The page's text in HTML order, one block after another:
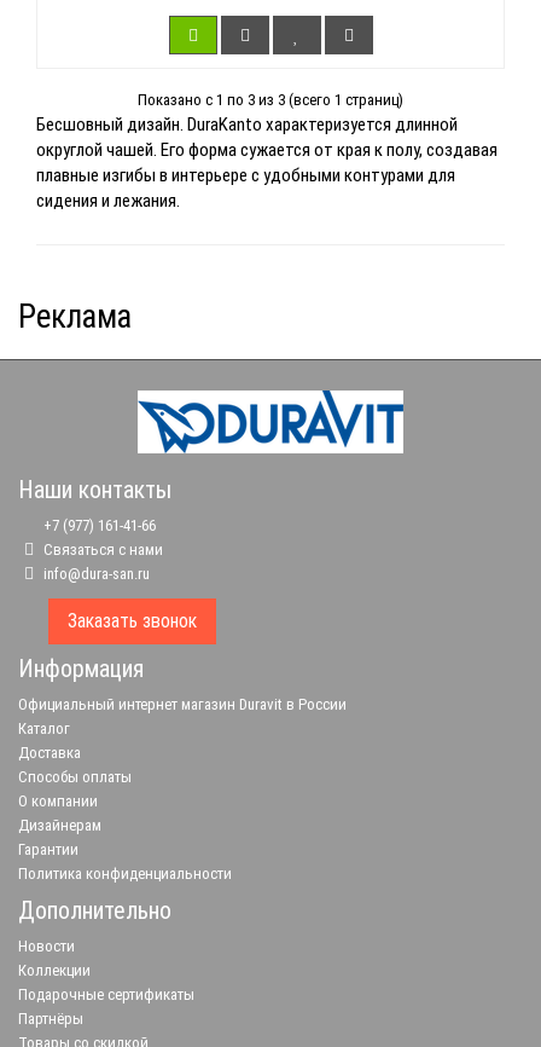
Показано с 1 по 3 из 3 (всего 1 страниц)
Бесшовный дизайн. DuraKanto характеризуется длинной
округлой чашей. Его форма сужается от края к полу, создавая
плавные изгибы в интерьере с удобными контурами для
сидения и лежания.
Реклама
Наши контакты
+7 (977) 161-41-66
Связаться с нами
info@dura-san.ru
Заказать звонок
Информация
Официальный интернет магазин Duravit в России
Каталог
Доставка
Способы оплаты
О компании
Дизайнерам
Гарантии
Политика конфиденциальности
Дополнительно
Новости
Коллекции
Подарочные сертификаты
Партнёры
Товары со скидкой